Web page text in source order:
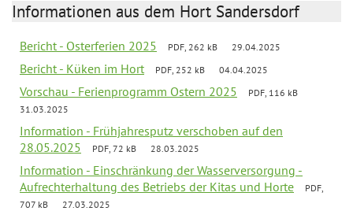
Informationen aus dem Hort Sandersdorf
Bericht - Osterferien 2025 PDF, 262 kB 29.04.2025
Bericht - Küken im Hort PDF, 252 kB 04.04.2025
Vorschau - Ferienprogramm Ostern 2025
PDF, 116 kB
31.03.2025
Information - Frühjahresputz verschoben auf den
28.05.2025
PDF, 72 kB 28.03.2025
Information - Einschränkung der Wasserversorgung -
Aufrechterhaltung des Betriebs der Kitas und Horte
PDF,
707 kB
27.03.2025